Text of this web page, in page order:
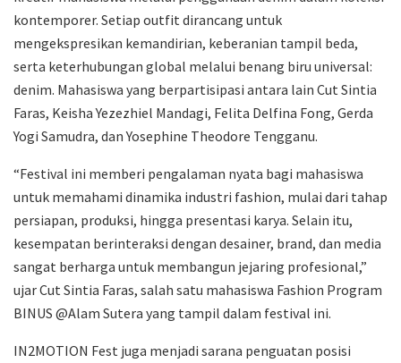
kontemporer. Setiap outfit dirancang untuk
mengekspresikan kemandirian, keberanian tampil beda,
serta keterhubungan global melalui benang biru universal:
denim. Mahasiswa yang berpartisipasi antara lain Cut Sintia
Faras, Keisha Yezezhiel Mandagi, Felita Delfina Fong, Gerda
Yogi Samudra, dan Yosephine Theodore Tengganu.
“Festival ini memberi pengalaman nyata bagi mahasiswa
untuk memahami dinamika industri fashion, mulai dari tahap
persiapan, produksi, hingga presentasi karya. Selain itu,
kesempatan berinteraksi dengan desainer, brand, dan media
sangat berharga untuk membangun jejaring profesional,”
ujar Cut Sintia Faras, salah satu mahasiswa Fashion Program
BINUS @Alam Sutera yang tampil dalam festival ini.
IN2MOTION Fest juga menjadi sarana penguatan posisi